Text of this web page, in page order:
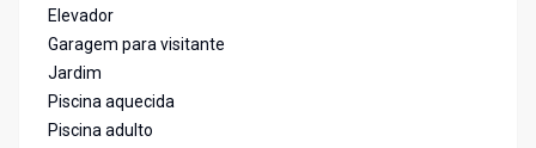
Elevador
Garagem para visitante
Jardim
Piscina aquecida
Piscina adulto